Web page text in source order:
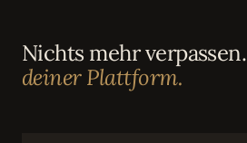
Nichts mehr verpassen.
deiner Plattform.